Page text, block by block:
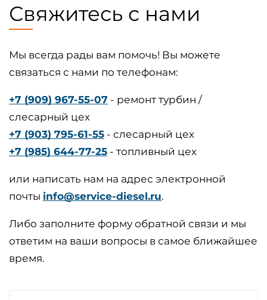
Свяжитесь с нами
Мы всегда рады вам помочь! Вы можете
связаться с нами по телефонам:
+7 (909) 967-55-07 - ремонт турбин /
слесарный цех
+7 (903) 795-61-55 - слесарный цех
+7 (985) 644-77-25 - топливный цех
или написать нам на адрес электронной
почты info@service-diesel.ru.
Либо заполните форму обратной связи и мы
ответим на ваши вопросы в самое ближайшее
время.